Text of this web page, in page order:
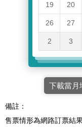
19 20
26 27
2 3
下載當月
備註：
售票情形為網路訂票結